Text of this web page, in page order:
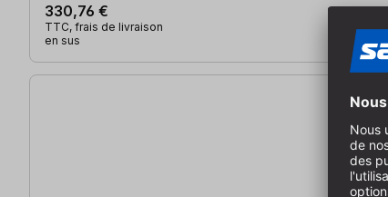
330,76 €
TTC, frais de livraison
en sus